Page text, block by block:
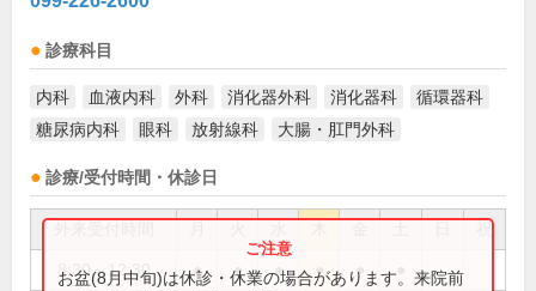
診療科目
内科 血液内科 外科 消化器外科 消化器科
循環器科
糖尿病内科
眼科 放射線科 大腸・肛門外科
診療/受付時間・休診日
祝
8:30～12:30 ● ● ● ● ●
お盆(8月中旬)は休診・休業の場合があります。来院前